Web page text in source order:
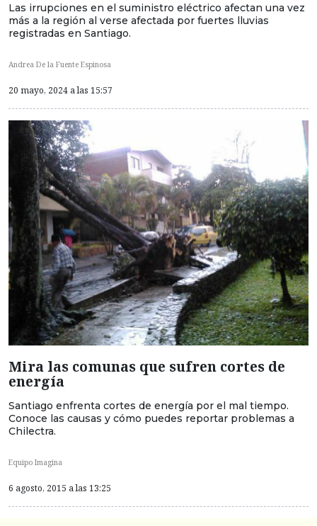
Las irrupciones en el suministro eléctrico afectan una vez
más a la región al verse afectada por fuertes lluvias
registradas en Santiago.
Andrea De la Fuente Espinosa
20 mayo, 2024 a las 15:57
Mira las comunas que sufren cortes de
energía
Santiago enfrenta cortes de energía por el mal tiempo.
Conoce las causas y cómo puedes reportar problemas a
Chilectra.
Equipo Imagina
6 agosto, 2015 a las 13:25